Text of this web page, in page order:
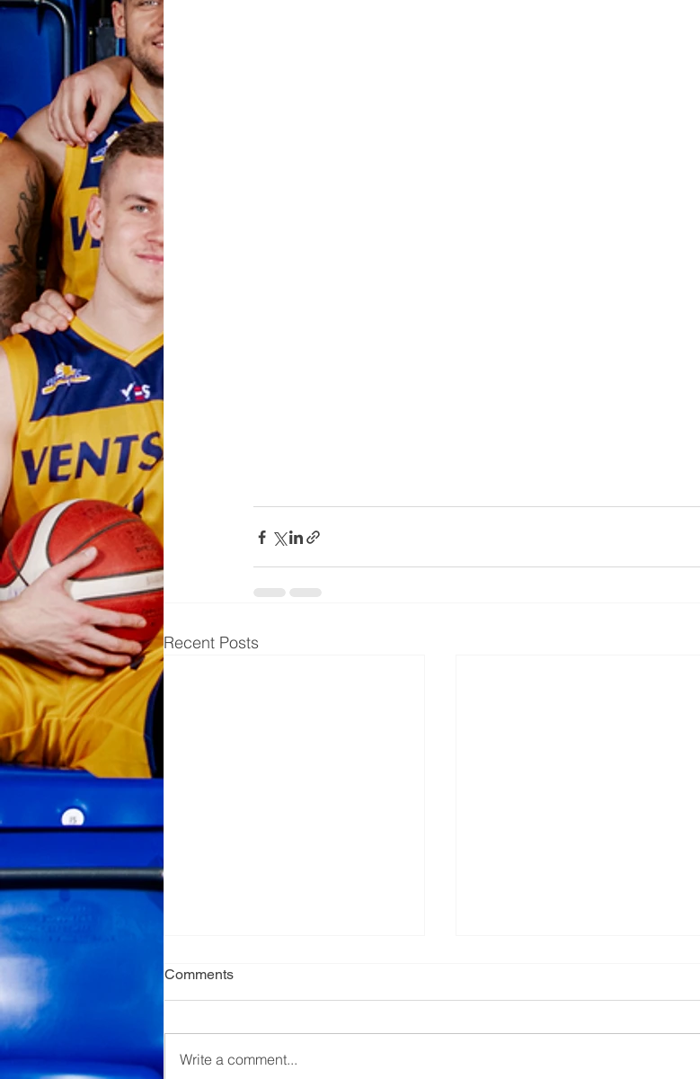
Recent Posts
Comments
Write a comment...